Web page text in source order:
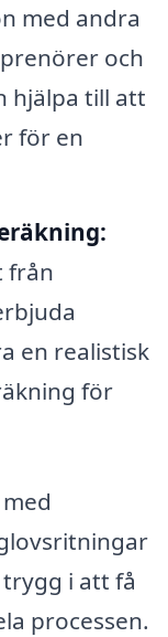
med andra
och
hjälpa till att
för en
från
en realistisk
för
i att få
processen.